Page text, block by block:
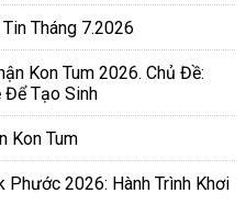
Tháng 7.2026
Kon Tum 2026. Chủ Đề:
Để Tạo Sinh
Kon Tum
Phước 2026: Hành Trình Khơi